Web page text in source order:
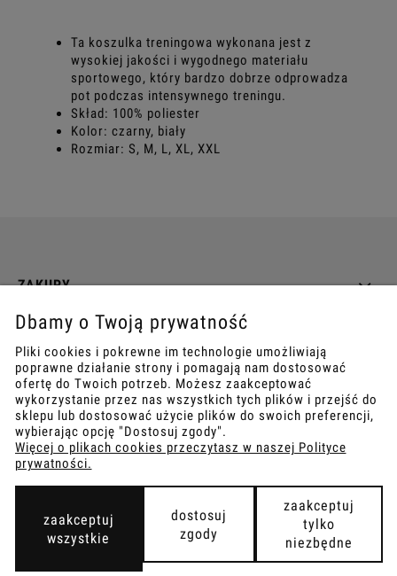
Ta koszulka treningowa wykonana jest z
wysokiej jakości i wygodnego materiału
sportowego, który bardzo dobrze odprowadza
pot podczas intensywnego treningu.
Skład: 100% poliester
Kolor: czarny, biały
Rozmiar: S, M, L, XL, XXL
ZAKUPY
INFO
REGULAMINY
COPYRIGHT © 2021
TEMPISH.WYKONANIE:BOMBARDIER.PRO
Dbamy o Twoją prywatność
Pliki cookies i pokrewne im technologie umożliwiają
poprawne działanie strony i pomagają nam dostosować
ofertę do Twoich potrzeb. Możesz zaakceptować
wykorzystanie przez nas wszystkich tych plików i przejść do
sklepu lub dostosować użycie plików do swoich preferencji,
wybierając opcję "Dostosuj zgody".
Więcej o plikach cookies przeczytasz w naszej Polityce
prywatności.
zaakceptuj
tylko
niezbędne
dostosuj
zgody
zaakceptuj
wszystkie